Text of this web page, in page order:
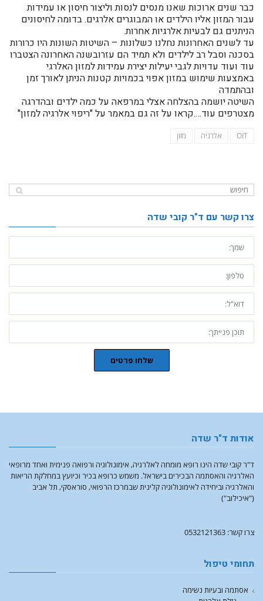
כבר שנים ארוכות שאנו מנסים לנסות וליצור חיסון או עמידות
עבור המזון אליו הילדים או המבוגרים אלרגים. בדומה לחיסונים
הניתנים גם לבעיות אלרגיות אחרות.
עד לשנים האחרונות נחלנו כשלונות – השיטות השונות היו כרורות
בסכנה וסבל רב לילדים ולא תמיד הם עזרובשנה האחרונה הצטברו
עוד ועוד עדויות לגבי יעילות יצירת עמידות למזון האלרגי
באמצעות שימוש במזון אפוי בכמויות קטנות הניתן לאורך זמן
ובהתמדה
השיטה יושמה בהצלחה אצלי במרפאה על כמה ילדים ובהדרגה
מצטרפים עוד….קראו על זה גם במאמר על "ריפוי אלרגיה למזון"
OIT אלרגיה מזון
צרו קשר עם ד"ר קובי שדה
שלחו פרטים
אודות ד"ר שדה
ד"ר קובי שדה הינו רופא מומחה לאלרגיה, אימונולוגיה ורפואה פנימית ואחד מרופאי
האלרגיה והאסתמה הבכירים בישראל. משמש כרופא בכיר וכיועץ במחלקת הריאות
והאלרגיה וביחידה לאימונולוגיה קלינית שבמרכז הרפואי, סוראסקי, תל אביב
("איכילוב")
צרו קשר: 0532121363
תחומי טיפול
אסתמה ובעיות נשימה